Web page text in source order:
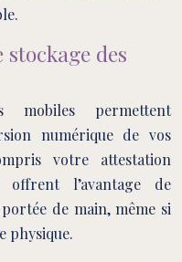
des
mobiles permettent
numérique de vos
votre attestation
offrent l’avantage de
de main, même si
physique.